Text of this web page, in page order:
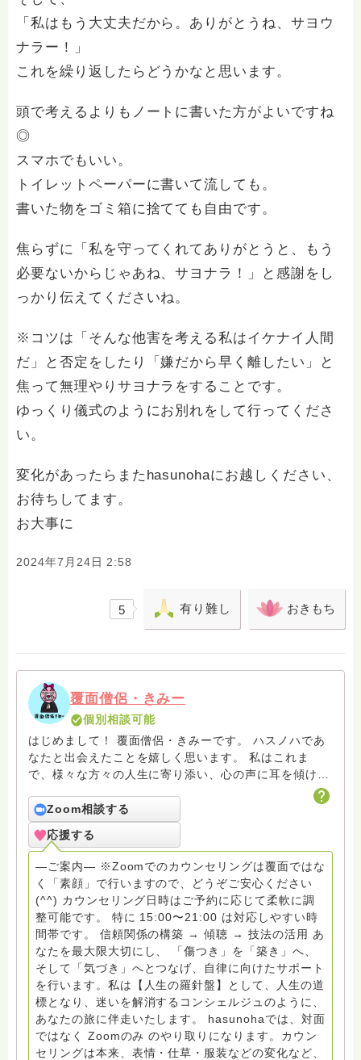
「私はもう大丈夫だから。ありがとうね、サヨウ
ナラー！」
これを繰り返したらどうかなと思います。
頭で考えるよりもノートに書いた方がよいですね
◎
スマホでもいい。
トイレットペーパーに書いて流しても。
書いた物をゴミ箱に捨てても自由です。
焦らずに「私を守ってくれてありがとうと、もう
必要ないからじゃあね、サヨナラ！」と感謝をし
っかり伝えてくださいね。
※コツは「そんな他害を考える私はイケナイ人間
だ」と否定をしたり「嫌だから早く離したい」と
焦って無理やりサヨナラをすることです。
ゆっくり儀式のようにお別れをして行ってくださ
い。
変化があったらまたhasunohaにお越しください、
お待ちしてます。
お大事に
2024年7月24日 2:58
5 有り難し おきもち
覆面僧侶・きみー
個別相談可能
はじめまして！ 覆面僧侶・きみーです。 ハスノハであ
なたと出会えたことを嬉しく思います。 私はこれま
で、様々な方々の人生に寄り添い、心の声に耳を傾けて
きました。 ・産業カウンセラー ・緩和ケア病棟・傾聴
ボランティア ・刑務所、専門学校キャリアガイダンス
講師 ・就職相談室カウンセラー ・人材派遣会社・事業
コーディネーターなど 特に、20代〜40代の方々から
は、仕事や人間関係、自己成長など、様々な悩みをお聞
きします。 ゲシュタルト療法や交流分析といった心理
学の手法を学び、あなたの心の奥底にある感情や思考に
寄り添いながら、一緒に問題解決を目指します。 あな
ただけの心の風景を描いていくような、 そんなカウン
セリングを心がけています。 一人で抱え込まず、まず
はお気軽にご相談ください。一緒により良い未来を描い
ていきましょう！
Zoom相談する
応援する
―ご案内― ※Zoomでのカウンセリングは覆面ではな
く「素顔」で行いますので、どうぞご安心ください
(^^) カウンセリング日時はご予約に応じて柔軟に調
整可能です。 特に 15:00〜21:00 は対応しやすい時
間帯です。 信頼関係の構築 → 傾聴 → 技法の活用 あ
なたを最大限大切にし、 「傷つき」を「築き」へ、
そして「気づき」へとつなげ、自律に向けたサポート
を行います。私は【人生の羅針盤】として、人生の道
標となり、迷いを解消するコンシェルジュのように、
あなたの旅に伴走いたします。 hasunohaでは、対面
ではなく Zoomのみ のやり取りになります。カウン
セリングは本来、表情・仕草・服装などの変化など、